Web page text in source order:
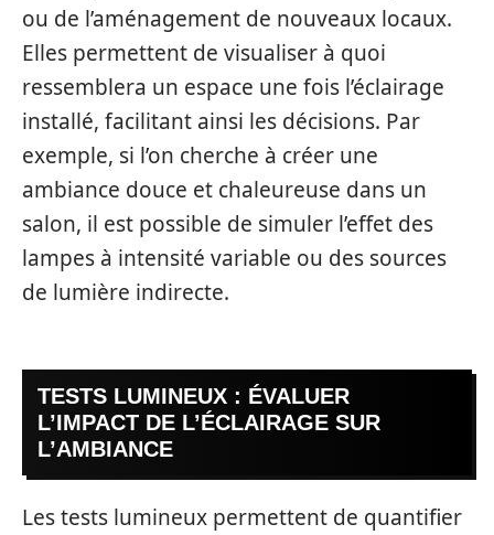
ou de l’aménagement de nouveaux locaux.
Elles permettent de visualiser à quoi
ressemblera un espace une fois l’éclairage
installé, facilitant ainsi les décisions. Par
exemple, si l’on cherche à créer une
ambiance douce et chaleureuse dans un
salon, il est possible de simuler l’effet des
lampes à intensité variable ou des sources
de lumière indirecte.
TESTS LUMINEUX : ÉVALUER
L’IMPACT DE L’ÉCLAIRAGE SUR
L’AMBIANCE
Les tests lumineux permettent de quantifier